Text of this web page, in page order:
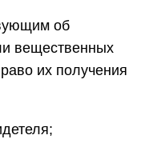
об
вещественных
их получения